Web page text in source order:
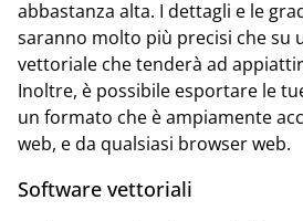
abbastanza alta. I dettagli e le
saranno molto più precisi che su
vettoriale che tenderà ad
Inoltre, è possibile esportare le
un formato che è ampiamente
web, e da qualsiasi browser web.
Software vettoriali